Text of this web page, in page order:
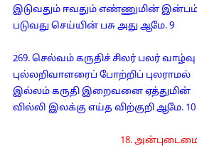
இடுவதும் ஈவதும் எண்ணுமின்
படுவது செய்யின் பசு அது ஆமே. 9
269. செல்வம் கருதிச் சிலர் பலர்
புல்லறிவாளரைப் போற்றிப் புலராமல்
இல்லம் கருதி இறைவனை ஏத்துமின்
வில்லி இலக்கு எய்த விற்குறி ஆமே. 10
18.